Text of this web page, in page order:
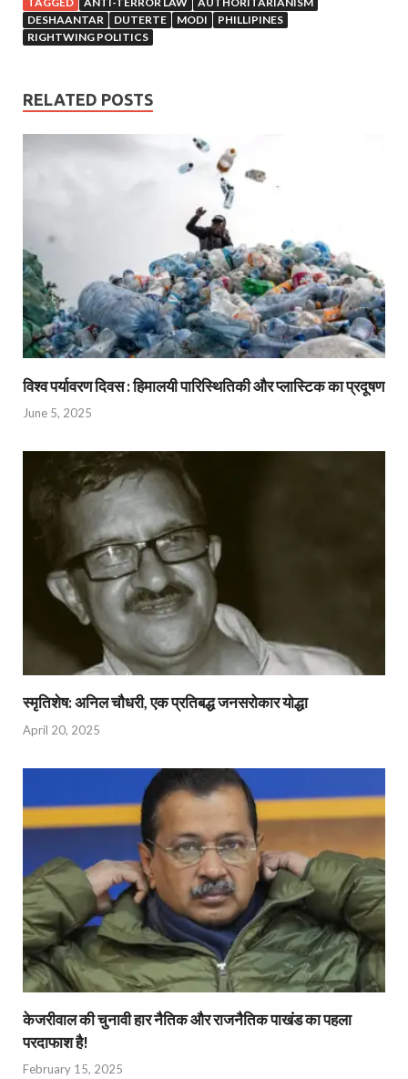
DESHAANTAR
DUTERTE MODI
PHILLIPINES
RIGHTWING POLITICS
RELATED POSTS
विश्व पर्यावरण दिवस : हिमालयी पारिस्थितिकी और प्लास्टिक का प्रदूषण
June 5, 2025
स्मृतिशेष: अनिल चौधरी, एक प्रतिबद्ध जनसरोकार योद्धा​
April 20, 2025
केजरीवाल की चुनावी हार नैतिक और राजनैतिक पाखंड का पहला
परदाफाश है!
February 15, 2025